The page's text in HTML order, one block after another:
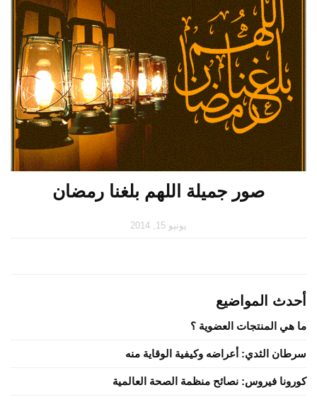
صور جميلة اللهم بلغنا رمضان
يونيو 15, 2014
أحدث المواضيع
ما هي المنتجات العضوية ؟
سرطان الثدي: أعراضه وكيفية الوقاية منه
كورونا فيروس: نصائح منظمة الصحة العالمية